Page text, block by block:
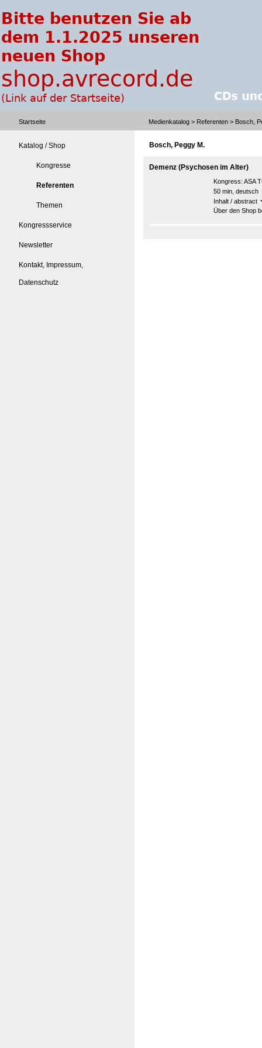
Startseite Medienkatalog > Referenten > Bosch,
Katalog / Shop
Kongresse
Referenten
Themen
Kongressservice
Newsletter
Kontakt, Impressum,
Datenschutz
Bosch, Peggy M.
Demenz (Psychosen im Alter)
Kongress: ASA
50 min, deutsch
Inhalt / abstract
Über den Shop